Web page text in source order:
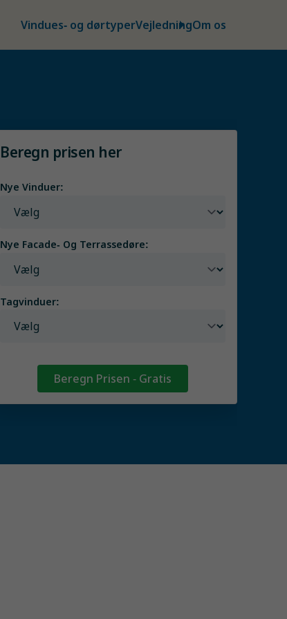
Vindues- og dørtyperVejledningOm os
Beregn prisen her
Nye Vinduer:
Nye Facade- Og Terrassedøre:
Tagvinduer:
Beregn Prisen - Gratis